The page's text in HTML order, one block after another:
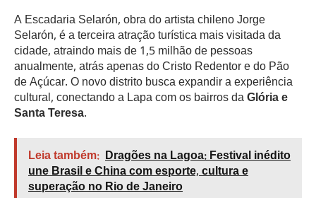
A Escadaria Selarón, obra do artista chileno Jorge
Selarón, é a terceira atração turística mais visitada da
cidade, atraindo mais de 1,5 milhão de pessoas
anualmente, atrás apenas do Cristo Redentor e do Pão
de Açúcar. O novo distrito busca expandir a experiência
cultural, conectando a Lapa com os bairros daGlória e
Santa Teresa.
Leia também: Dragões na Lagoa: Festival inédito
une Brasil e China com esporte, cultura e
superação no Rio de Janeiro